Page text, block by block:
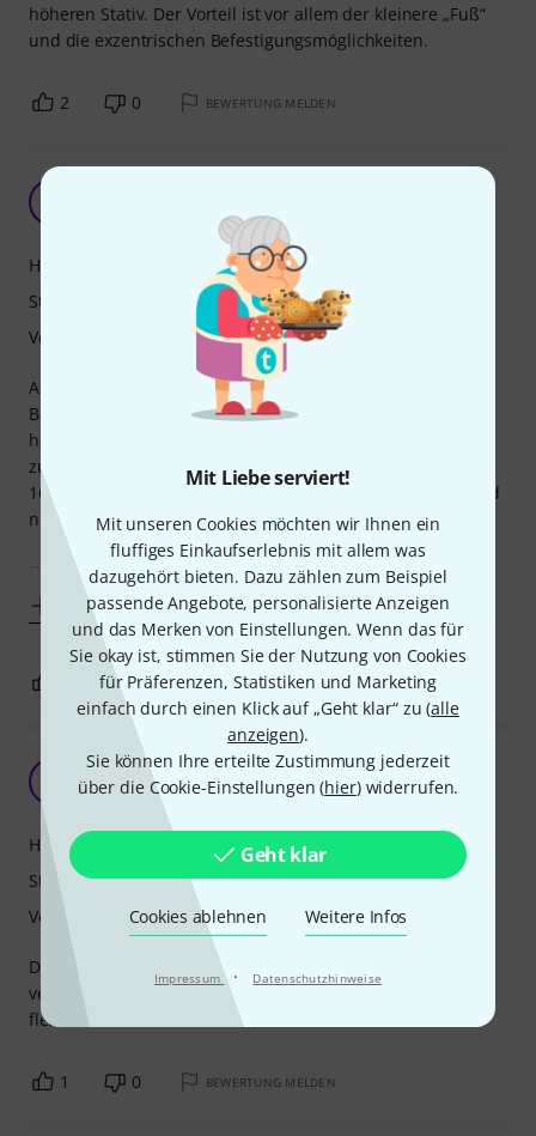
Mit Liebe serviert!
Mit unseren Cookies möchten wir Ihnen ein
fluffiges Einkaufserlebnis mit allem was
dazugehört bieten. Dazu zählen zum Beispiel
passende Angebote, personalisierte Anzeigen
und das Merken von Einstellungen. Wenn das für
Sie okay ist, stimmen Sie der Nutzung von Cookies
für Präferenzen, Statistiken und Marketing
einfach durch einen Klick auf „Geht klar“ zu (alle
anzeigen).
Sie können Ihre erteilte Zustimmung jederzeit
über die Cookie-Einstellungen (hier) widerrufen.
Geht klar
Cookies ablehnen Weitere Infos
Impressum · Datenschutzhinweise
höheren Stativ. Der Vorteil ist vor allem der kleinere „Fuß“
und die exzentrischen Befestigungsmöglichkeiten.
2 0 BEWERTUNG MELDEN
DJ-Grauhaar 10.02.2024
Auf der Suche nach einem stabilem, unauffälligem
Boxenstativ für meine Achat 404 MKII wollte ich etwas
haben, was robust daherkommt und notfalls das
zusätzliche Nutzen von meinen LED-Stairville xBrick Quad
16x8W mit einem weiteren Gravity SP 2332 B Speaker Stand
nebst Gravity SP 2332 EXTB ermöglicht.
Das habe ich in diesem Gravity LS 431 C B gefunden. Kein
Mehr anzeigen
Handling
Stabilität
Verarbeitung
0 BEWERTUNG MELDEN
Sehr gutes Preis-Leistungs-Verhältnis
JBE 18.12.2022
Die kleiner Variante ist sehr handlich und durch die
verschiedenen Schraubpunkte in der Fußplatte sehr
flexibel.
Handling
Stabilität
Verarbeitung
1 0 BEWERTUNG MELDEN